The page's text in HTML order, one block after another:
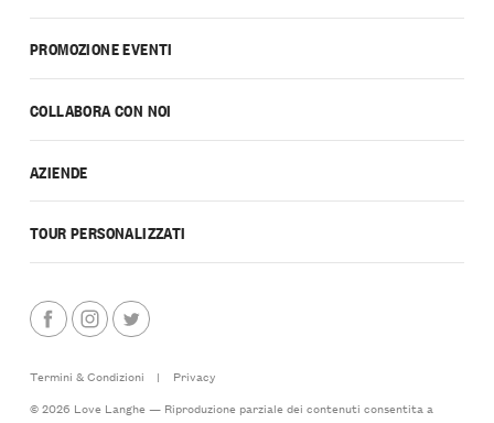
PROMOZIONE EVENTI
COLLABORA CON NOI
AZIENDE
TOUR PERSONALIZZATI
Termini & Condizioni |
Privacy
© 2026 Love Langhe — Riproduzione parziale dei contenuti consentita a